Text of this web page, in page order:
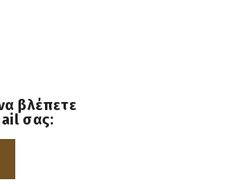
βλέπετε
σας: